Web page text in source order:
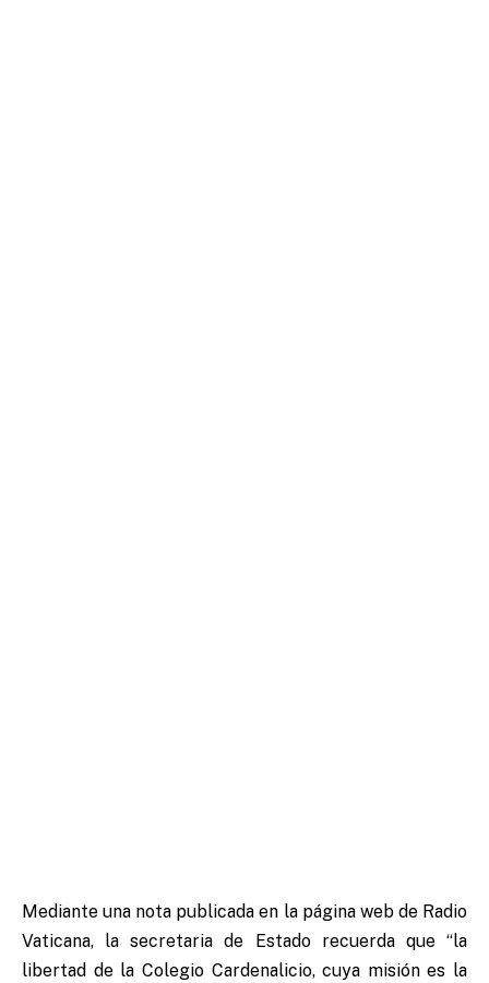
Mediante una nota publicada en la página web de Radio
Vaticana, la secretaria de Estado recuerda que “la
libertad de la Colegio Cardenalicio, cuya misión es la